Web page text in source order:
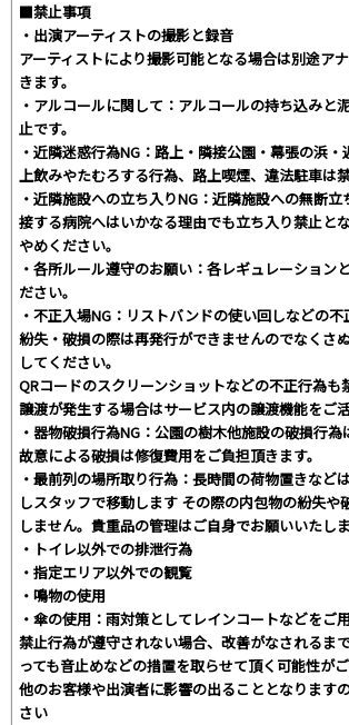
■禁止事項
・出演アーティストの撮影と録音
アーティストにより撮影可能となる場合は別途ア
きます。
・アルコールに関して：アルコールの持ち込みと
止です。
・近隣迷惑行為NG：路上・隣接公園・幕張の浜
上飲みやたむろする行為、路上喫煙、違法駐車は禁
・近隣施設への立ち入りNG：近隣施設への無断
接する病院へはいかなる理由でも立ち入り禁止と
やめください。
・各所ルール遵守のお願い：各レギュレーション
ださい。
・不正入場NG：リストバンドの使い回しなどの不
紛失・破損の際は再発行ができませんのでなくさ
してください。
QRコードのスクリーンショットなどの不正行為も
譲渡が発生する場合はサービス内の譲渡機能をご
・器物破損行為NG：公園の樹木他施設の破損行為
故意による破損は修復費用をご負担頂きます。
・最前列の場所取り行為：長時間の荷物置きなど
しスタッフで移動します その際の内包物の紛失や
しません。貴重品の管理はご自身でお願いいたしま
・トイレ以外での排泄行為
・指定エリア以外での観覧
・鳴物の使用
・傘の使用：雨対策としてレインコートなどをご
禁止行為が遵守されない場合、改善がなされるま
っても音止めなどの措置を取らせて頂く可能性がご
他のお客様や出演者に影響の出ることとなります
さい